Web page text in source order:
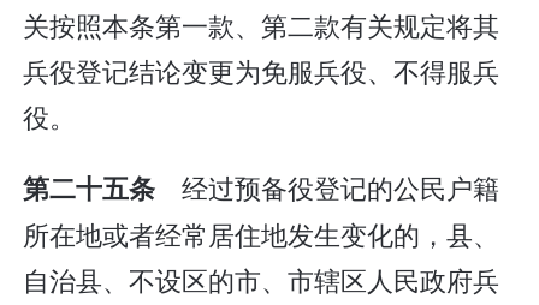
关按照本条第一款、第二款有关规定将其
兵役登记结论变更为免服兵役、不得服兵
役。
第二十五条经过预备役登记的公民户籍
所在地或者经常居住地发生变化的，县、
自治县、不设区的市、市辖区人民政府兵